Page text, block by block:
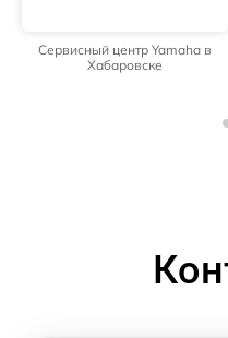
Сервисный центр Yamaha в
Хабаровске